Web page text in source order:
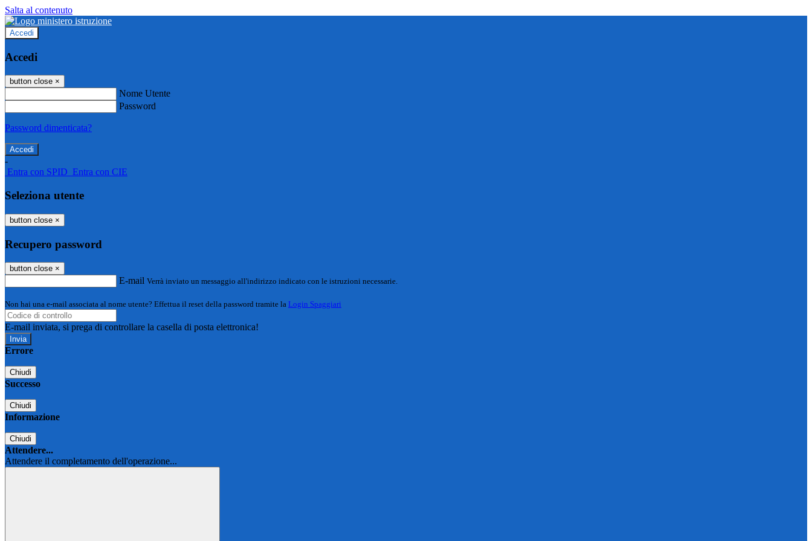
Salta al contenuto
Accedi
Accedi
button close ×
Nome Utente
Password
Password dimenticata?
-
Entra con SPID Entra con CIE
Seleziona utente
button close ×
Recupero password
button close ×
E-mail Verrà inviato un messaggio all'indirizzo indicato con le istruzioni necessarie.
Non hai una e-mail associata al nome utente? Effettua il reset della password tramite la Login Spaggiari
E-mail inviata, si prega di controllare la casella di posta elettronica!
Errore
Chiudi
Successo
Chiudi
Informazione
Chiudi
Attendere...
Attendere il completamento dell'operazione...